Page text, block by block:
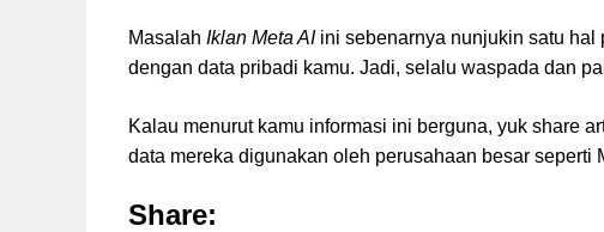
Masalah Iklan Meta AIini sebenarnya nunjukin satu hal
dengan data pribadi kamu. Jadi, selalu waspada dan
Kalau menurut kamu informasi ini berguna, yuk share
data mereka digunakan oleh perusahaan besar seperti
Share: